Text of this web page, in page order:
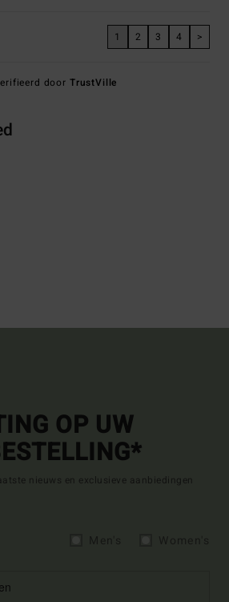
1 2 3 4 >
door TrustVille
OP UW
nieuws en exclusieve aanbiedingen